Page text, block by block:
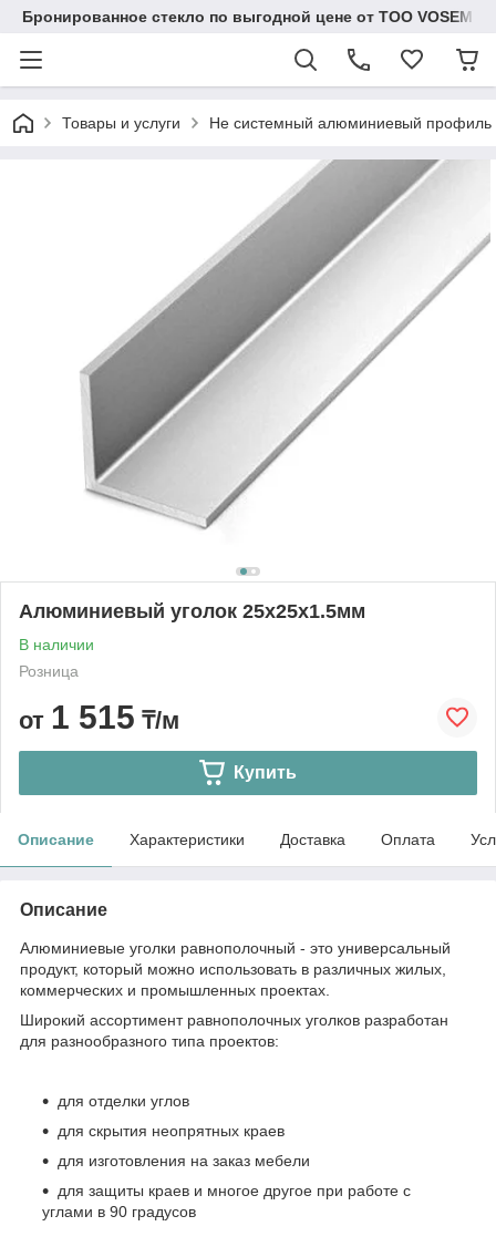
Бронированное стекло по выгодной цене от ТОО VOSEM
Товары и услуги Не системный алюминиевый профиль
Алюминиевый уголок 25х25х1.5мм
В наличии
Розница
от 1 515 ₸/м
Купить
Описание Характеристики Доставка Оплата
Описание
Алюминиевые уголки равнополочный - это универсальный
продукт, который можно использовать в различных жилых,
коммерческих и промышленных проектах.
Широкий ассортимент равнополочных уголков разработан
для разнообразного типа проектов:
для отделки углов
для скрытия неопрятных краев
для изготовления на заказ мебели
для защиты краев и многое другое при работе с
углами в 90 градусов